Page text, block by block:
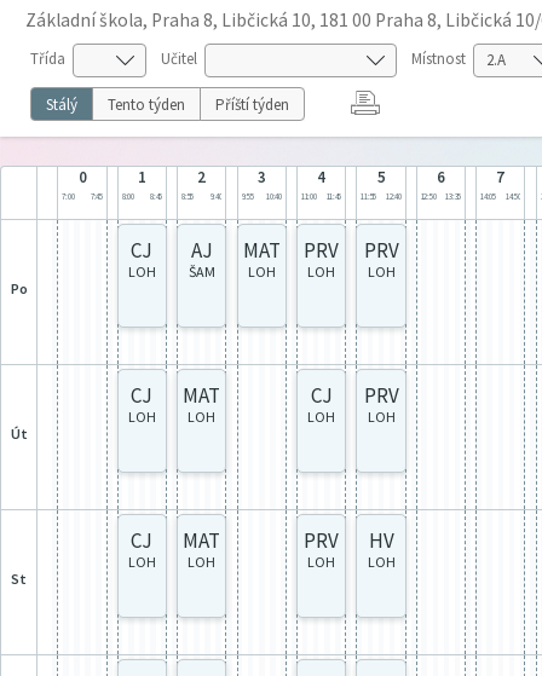
Základní škola, Praha 8, Libčická 10, 181 00 Praha 8, Libčická
Třída Učitel Místnost
Stálý Tento týden Příští týden
0
7:00 7:45
1
8:00 8:45
2
8:55 9:40
3
9:55 10:40
4
11:00 11:45
5
11:55 12:40
6
12:50 13:35
7
14:05 14:50
po
CJ
LOH
AJ
ŠAM
MAT
LOH
PRV
LOH
PRV
LOH
út
CJ
LOH
MAT
LOH
CJ
LOH
PRV
LOH
st
CJ
LOH
MAT
LOH
PRV
LOH
HV
LOH